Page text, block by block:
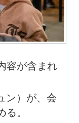
容が含まれ
ン）が、会
。